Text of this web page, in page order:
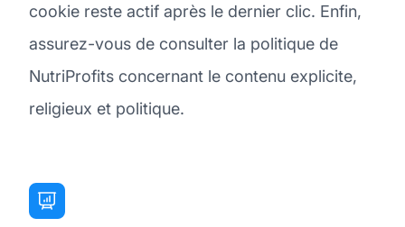
cookie reste actif après le dernier clic. Enfin,
assurez-vous de consulter la politique de
NutriProfits concernant le contenu explicite,
religieux et politique.